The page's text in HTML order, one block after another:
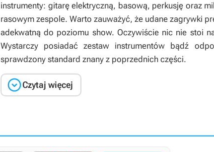
instrumenty: gitarę elektryczną, basową, perkusję oraz
rasowym zespole. Warto zauważyć, że udane zagrywki
adekwatną do poziomu show. Oczywiście nic nie stoi
Wystarczy posiadać zestaw instrumentów bądź
sprawdzony standard znany z poprzednich części.
Czytaj więcej